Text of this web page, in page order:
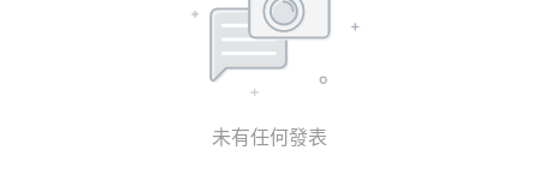
未有任何發表